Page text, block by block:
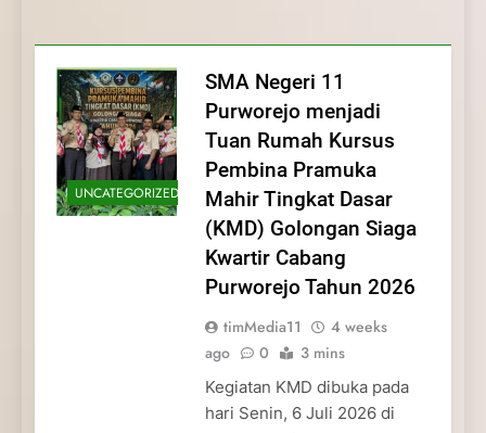
dan Pengabdian Generasi
Pramuka
Pramuka
Kepedulian
UNCATEGORIZED
SMA Negeri 11
Purworejo menjadi
Tuan Rumah Kursus
Pembina Pramuka
Mahir Tingkat Dasar
(KMD) Golongan Siaga
Kwartir Cabang
Purworejo Tahun 2026
timMedia11
4 weeks
ago
0 3 mins
Kegiatan KMD dibuka pada
hari Senin, 6 Juli 2026 di